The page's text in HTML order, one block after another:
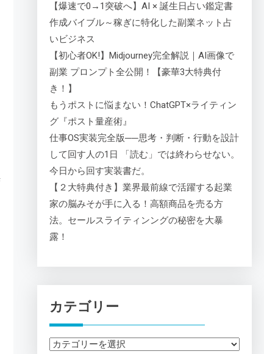
【爆速で0→1突破へ】AI × 誕生日占い鑑定書
作成バイブル～稼ぎに特化した副業ネット占
いビジネス
【初心者OK!】Midjourney完全解説｜AI画像で
副業 プロンプト全公開！【豪華3大特典付
き！】
もうポストに悩まない！ChatGPT×ライティン
グ『ポスト量産術』
仕事OS実装完全版──思考・判断・行動を設計
して回す人の1日 「読む」では終わらせない。
今日から回す実装書だ。
【２大特典付き】業界最前線で活躍する起業
家の脳みそが手に入る！高額商品を売る方
法。セールスライティンングの秘密を大暴
露！
カテゴリー
カ